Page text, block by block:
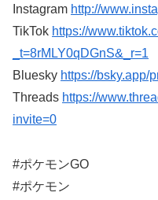
Instagram http://
TikTok https://
_t=8rMLY0qDGnS&_r=1
Bluesky https://bsky.app/
Threads https://
invite=0
#ポケモンGO
#ポケモン